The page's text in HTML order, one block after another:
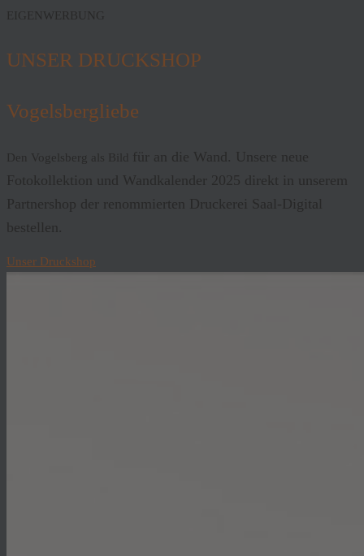
EIGENWERBUNG
UNSER DRUCKSHOP
Vogelsbergliebe
Den Vogelsberg als Bild
für an die Wand. Unsere neue
Fotokollektion und Wandkalender 2025 direkt in unserem
Partnershop der renommierten Druckerei Saal-Digital
bestellen.
Unser Druckshop